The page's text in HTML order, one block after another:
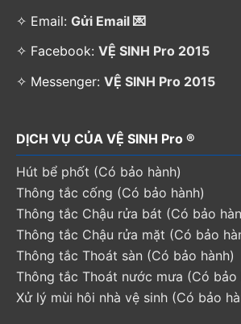
✧ Email: Gửi Email 💌
✧ Facebook: VỆ SINH Pro 2015
✧ Messenger: VỆ SINH Pro 2015
DỊCH VỤ CỦA VỆ SINH Pro ®
Hút bể phốt (Có bảo hành)
Thông tắc cống (Có bảo hành)
Thông tắc Chậu rửa bát (Có bảo
Thông tắc Chậu rửa mặt (Có bảo
Thông tắc Thoát sàn (Có bảo hành)
Thông tắc Thoát nước mưa (Có bảo
Xử lý mùi hôi nhà vệ sinh (Có bảo